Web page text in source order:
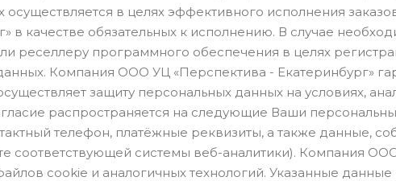
в целях эффективного исполнения
качестве обязательных к исполнению. В случае
реселлеру программного обеспечения в целях
Компания ООО УЦ «Перспектива - Екатеринбург»
защиту персональных данных на условиях,
распространяется на следующие Ваши
телефон, платёжные реквизиты, а также данные,
соответствующей системы веб-аналитики). Компания
cookie и аналогичных технологий. Указанные